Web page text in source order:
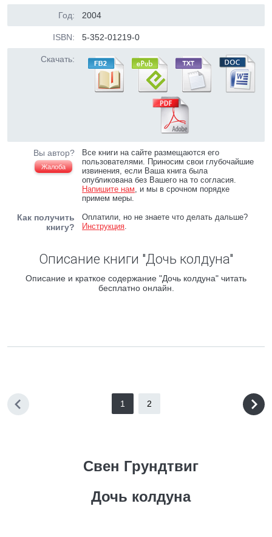
Год: 2004
ISBN: 5-352-01219-0
Скачать:
Вы автор?
Жалоба
Все книги на сайте размещаются его
пользователями. Приносим свои глубочайшие
извинения, если Ваша книга была
опубликована без Вашего на то согласия.
Напишите нам, и мы в срочном порядке
примем меры.
Как получить
книгу?
Оплатили, но не знаете что делать дальше?
Инструкция.
Описание книги "Дочь колдуна"
Описание и краткое содержание "Дочь колдуна" читать
бесплатно онлайн.
1 2
Свен Грундтвиг
Дочь колдуна